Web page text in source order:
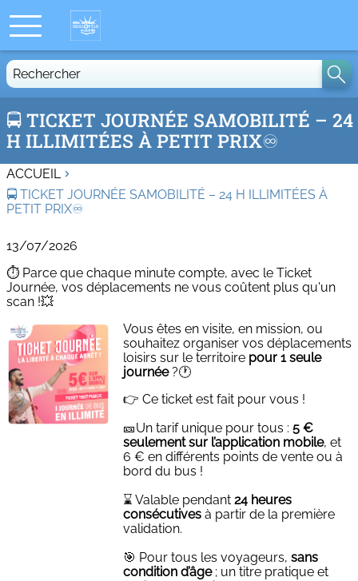
Rechercher
🚍 TICKET JOURNÉE SAMOBILITÉ – 24
H ILLIMITÉES À PETIT PRIX♾️
ACCUEIL
🚍 TICKET JOURNÉE SAMOBILITÉ – 24 H ILLIMITÉES À
PETIT PRIX♾️
13/07/2026
⏱️ Parce que chaque minute compte, avec le Ticket
Journée, vos déplacements ne vous coûtent plus qu'un
scan !💥​
Vous êtes en visite, en mission, ou
souhaitez organiser vos déplacements
loisirs sur le territoire pour 1 seule
journée?🕐
👉 Ce ticket est fait pour vous !
🎫Un tarif unique pour tous : 5 €
seulement sur l’application mobile, et
6 € en différents points de vente ou à
bord du bus !
⌛ Valable pendant 24 heures
consécutivesà partir de la première
validation.
🎯 Pour tous les voyageurs, sans
condition d’âge; un titre pratique et